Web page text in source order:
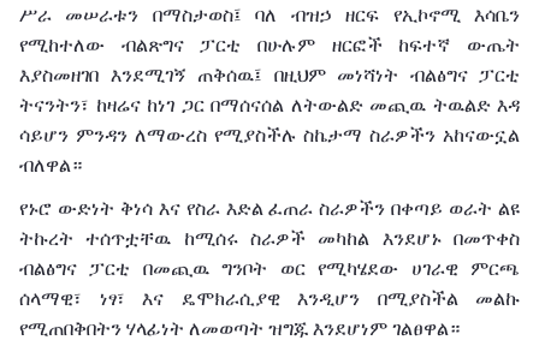
ሥራ
መሠራቱን በማስታወስ፤ ባለ ብዝኃ ዘርፍ የኢኮኖሚ
እሳቤን
የሚከተለው
ብልጽግና ፓርቲ በሁሉም ዘርፎች ከፍተኛ
ውጤት
እያስመዘገበ እንደሚገኝ ጠቅሰዉ፤ በዚህም መነሻነት ብልፅግና
ፓርቲ
ትናንትን፣ ከዛሬና ከነገ ጋር በማሰናሰል ለትውልድ መጪዉ ትዉልድ እዳ
ሳይሆን ምንዳን ለማውረስ የሚያስችሉ ስኬታማ ስራዎችን አከናውኗል
ብለዋል።
የኑሮ ውድነት ቅነሳ እና የስራ እድል ፈጠራ ስራዎችን በቀጣይ ወራት ልዩ
ትኩረት
ተሰጥቷቸዉ ከሚሰሩ ስራዎች መካከል እንደሆኑ በመጥቀስ
ብልፅግና ፓርቲ በመጪዉ ግንቦት
ወር የሚካሄደው ሀገራዊ
ምርጫ
ሰላማዊ፣
ነፃ፣ እና ዴሞክራሲያዊ እንዲሆን
በሚያስችል መልኩ
የሚጠበቅበትን ሃላፊነት ለመወጣት ዝግጁ እንደሆነም ገልፀዋል።